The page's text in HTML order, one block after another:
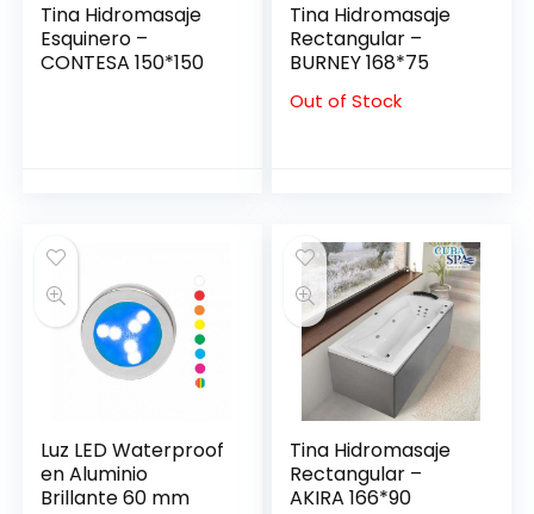
Tina Hidromasaje
Esquinero –
CONTESA 150*150
Tina Hidromasaje
Rectangular –
BURNEY 168*75
Out of Stock
Luz LED Waterproof
en Aluminio
Brillante 60 mm
Tina Hidromasaje
Rectangular –
AKIRA 166*90